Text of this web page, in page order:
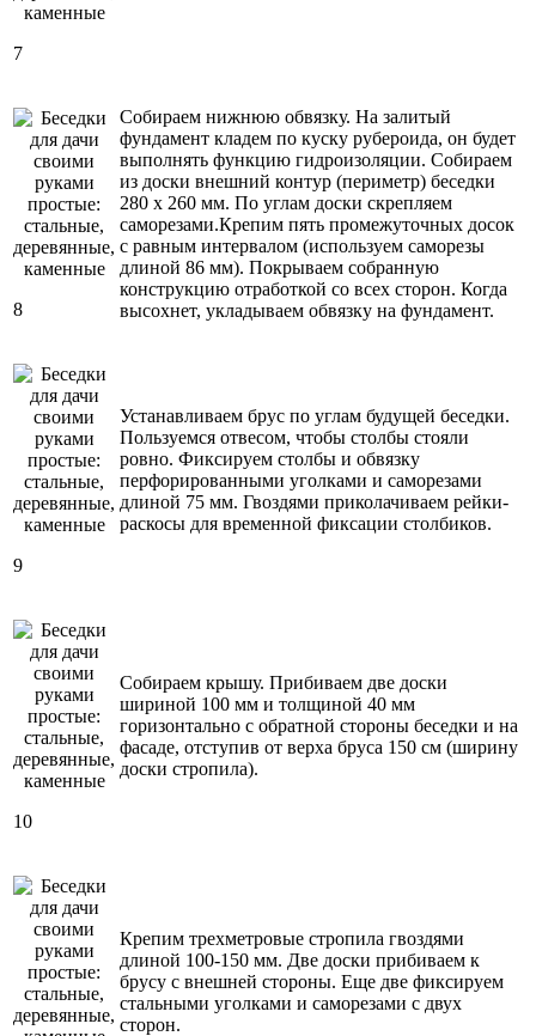
7
8
Собираем нижнюю обвязку. На залитый
фундамент кладем по куску рубероида, он будет
выполнять функцию гидроизоляции. Собираем
из доски внешний контур (периметр) беседки
280 х 260 мм. По углам доски скрепляем
саморезами.Крепим пять промежуточных досок
с равным интервалом (используем саморезы
длиной 86 мм). Покрываем собранную
конструкцию отработкой со всех сторон. Когда
высохнет, укладываем обвязку на фундамент.
9
Устанавливаем брус по углам будущей беседки.
Пользуемся отвесом, чтобы столбы стояли
ровно. Фиксируем столбы и обвязку
перфорированными уголками и саморезами
длиной 75 мм. Гвоздями приколачиваем рейки-
раскосы для временной фиксации столбиков.
10
Собираем крышу. Прибиваем две доски
шириной 100 мм и толщиной 40 мм
горизонтально с обратной стороны беседки и на
фасаде, отступив от верха бруса 150 см (ширину
доски стропила).
Крепим трехметровые стропила гвоздями
длиной 100-150 мм. Две доски прибиваем к
брусу с внешней стороны. Еще две фиксируем
стальными уголками и саморезами с двух
сторон.